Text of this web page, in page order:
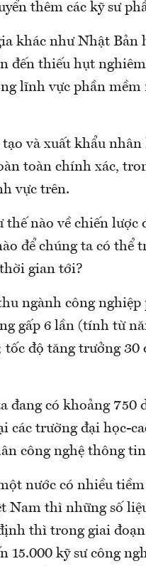
thêm các kỹ sư
khác như Nhật Bản
đến thiếu hụt
lĩnh vực phần
tạo và xuất khẩu
toàn chính xác,
vực trên.
thế nào về chiến
để chúng ta có thể
gian tới?
ngành công
gấp 6 lần (tính từ
tốc độ tăng trưởng
đang có khoảng
các trường đại học-
công nghệ thông
nước có nhiều
Nam thì những số
thì trong giai
15.000 kỹ sư công